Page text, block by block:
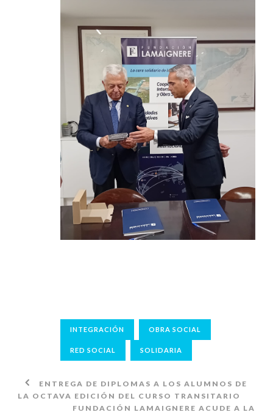
INTEGRACIÓN OBRA SOCIAL
RED SOCIAL SOLIDARIA
ENTREGA DE DIPLOMAS A LOS ALUMNOS DE
LA OCTAVA EDICIÓN DEL CURSO TRANSITARIO
FUNDACIÓN LAMAIGNERE ACUDE A LA